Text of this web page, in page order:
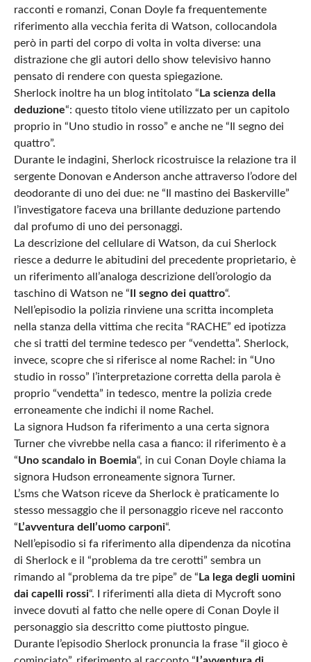
racconti e romanzi, Conan Doyle fa frequentemente
riferimento alla vecchia ferita di Watson, collocandola
però in parti del corpo di volta in volta diverse: una
distrazione che gli autori dello show televisivo hanno
pensato di rendere con questa spiegazione.
Sherlock inoltre ha un blog intitolato “ La scienza della
deduzione“: questo titolo viene utilizzato per un capitolo
proprio in “Uno studio in rosso” e anche ne “Il segno dei
quattro”.
Durante le indagini, Sherlock ricostruisce la relazione tra il
sergente Donovan e Anderson anche attraverso l’odore del
deodorante di uno dei due: ne “Il mastino dei Baskerville”
l’investigatore faceva una brillante deduzione partendo
dal profumo di uno dei personaggi.
La descrizione del cellulare di Watson, da cui Sherlock
riesce a dedurre le abitudini del precedente proprietario, è
un riferimento all’analoga descrizione dell’orologio da
taschino di Watson ne “ Il segno dei quattro“.
Nell’episodio la polizia rinviene una scritta incompleta
nella stanza della vittima che recita “RACHE” ed ipotizza
che si tratti del termine tedesco per “vendetta”. Sherlock,
invece, scopre che si riferisce al nome Rachel: in “Uno
studio in rosso” l’interpretazione corretta della parola è
proprio “vendetta” in tedesco, mentre la polizia crede
erroneamente che indichi il nome Rachel.
La signora Hudson fa riferimento a una certa signora
Turner che vivrebbe nella casa a fianco: il riferimento è a
“Uno scandalo in Boemia“, in cui Conan Doyle chiama la
signora Hudson erroneamente signora Turner.
L’sms che Watson riceve da Sherlock è praticamente lo
stesso messaggio che il personaggio riceve nel racconto
“ L’avventura dell’uomo carponi“.
Nell’episodio si fa riferimento alla dipendenza da nicotina
di Sherlock e il “problema da tre cerotti” sembra un
rimando al “problema da tre pipe” de “ La lega degli uomini
dai capelli rossi“. I riferimenti alla dieta di Mycroft sono
invece dovuti al fatto che nelle opere di Conan Doyle il
personaggio sia descritto come piuttosto pingue.
Durante l’episodio Sherlock pronuncia la frase “il gioco è